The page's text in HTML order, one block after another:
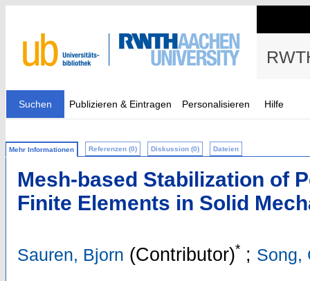
Suchen Publizieren & Eintragen Personalisieren Hilfe
Mehr Informationen Referenzen (0) Diskussion (0) Dateien
Mesh-based Stabilization of
Finite Elements in Solid
Sauren, Bjorn (Contributor)* ; Song,